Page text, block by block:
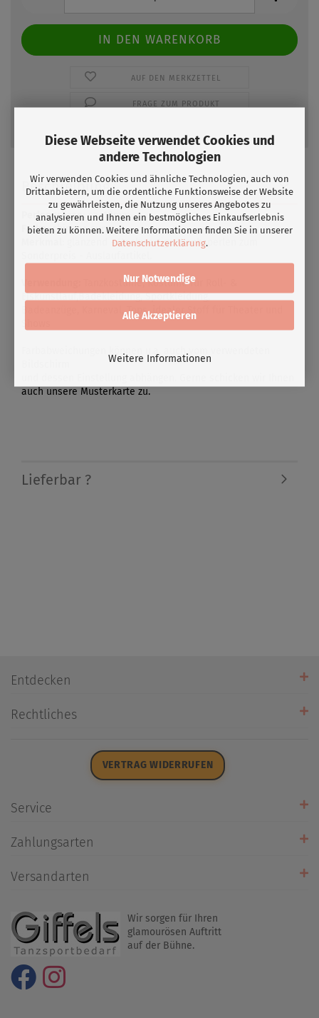
Diese Webseite verwendet Cookies und
andere Technologien
Wir verwenden Cookies und ähnliche Technologien, auch von
Drittanbietern, um die ordentliche Funktionsweise der Website
zu gewährleisten, die Nutzung unseres Angebotes zu
analysieren und Ihnen ein bestmögliches Einkaufserlebnis
bieten zu können. Weitere Informationen finden Sie in unserer
Datenschutzerklärung.
Alle Akzeptieren
Nur Notwendige
Weitere Informationen
AUF DEN MERKZETTEL
FRAGE ZUM PRODUKT
Beschreibung
Perlengrösse: ca. 10mm
Farbe: chinese sun
: glänzend - Hochwertige Wachsperlen zum
Tanzkostüme, Kostüme für Roll- &
Eiskunstlauf,Badekleidung, Sportkleidung,
Badeanzüge, Karneval, Tops, idealer Stoff für Theater und
Farbabweichungen können u.a. auch vom verwendeten
auch unsere Musterkarte zu.
Lieferbar ?
Entdecken
Öffnungszeiten
Rechtliches
VERTRAG WIDERRUFEN
Service
Rückrufservice
Umtausch/Rücksendung
Zahlungsarten
Versandarten
Wir sorgen für Ihren
glamourösen Auftritt
auf der Bühne.